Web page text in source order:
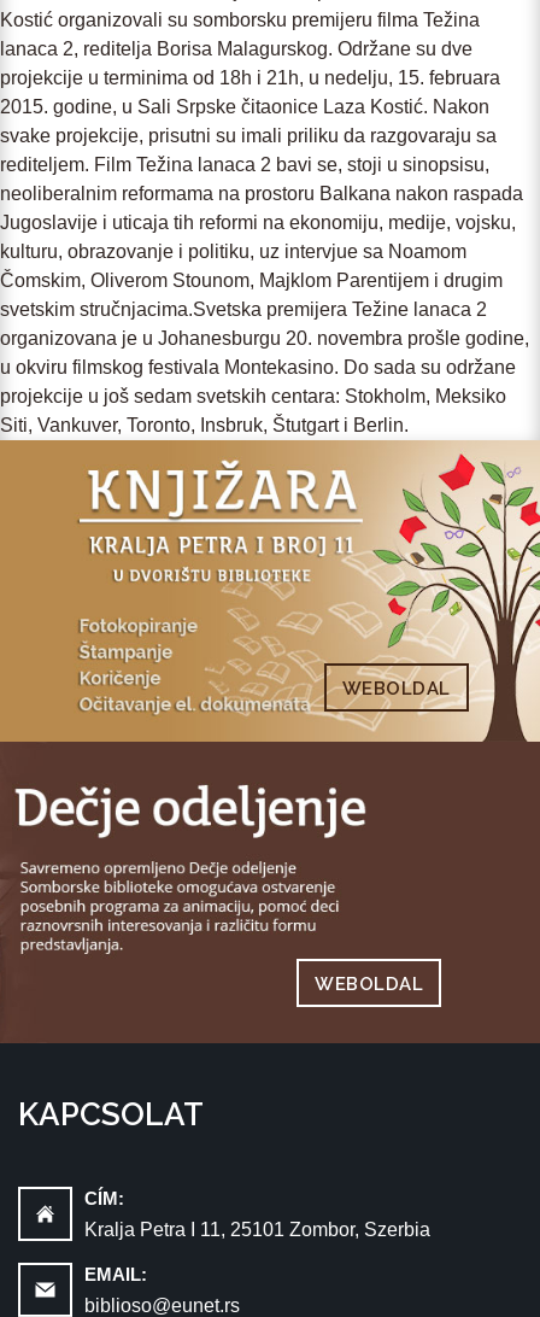
Kostić organizovali su somborsku premijeru filma Težina
lanaca 2, reditelja Borisa Malagurskog. Održane su dve
projekcije u terminima od 18h i 21h, u nedelju, 15. februara
2015. godine, u Sali Srpske čitaonice Laza Kostić. Nakon
svake projekcije, prisutni su imali priliku da razgovaraju sa
rediteljem. Film Težina lanaca 2 bavi se, stoji u sinopsisu,
neoliberalnim reformama na prostoru Balkana nakon raspada
Jugoslavije i uticaja tih reformi na ekonomiju, medije, vojsku,
kulturu, obrazovanje i politiku, uz intervjue sa Noamom
Čomskim, Oliverom Stounom, Majklom Parentijem i drugim
svetskim stručnjacima.Svetska premijera Težine lanaca 2
organizovana je u Johanesburgu 20. novembra prošle godine,
u okviru filmskog festivala Montekasino. Do sada su održane
projekcije u još sedam svetskih centara: Stokholm, Meksiko
Siti, Vankuver, Toronto, Insbruk, Štutgart i Berlin.
WEBOLDAL
WEBOLDAL
KAPCSOLAT
CÍM:
Kralja Petra I 11, 25101 Zombor, Szerbia
EMAIL:
biblioso@eunet.rs